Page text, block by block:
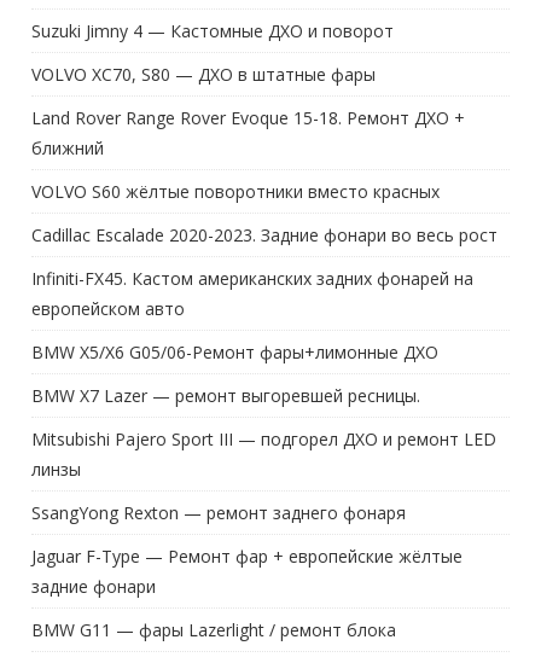
Suzuki Jimny 4 — Кастомные ДХО и поворот
VOLVO XC70, S80 — ДХО в штатные фары
Land Rover Range Rover Evoque 15-18. Ремонт ДХО +
ближний
VOLVO S60 жёлтые поворотники вместо красных
Cadillac Escalade 2020-2023. Задние фонари во весь рост
Infiniti-FX45. Кастом американских задних фонарей на
европейском авто
BMW X5/X6 G05/06-Ремонт фары+лимонные ДХО
BMW X7 Lazer — ремонт выгоревшей ресницы.
Mitsubishi Pajero Sport III — подгорел ДХО и ремонт LED
линзы
SsangYong Rexton — ремонт заднего фонаря
Jaguar F-Type — Ремонт фар + европейские жёлтые
задние фонари
BMW G11 — фары Lazerlight / ремонт блока